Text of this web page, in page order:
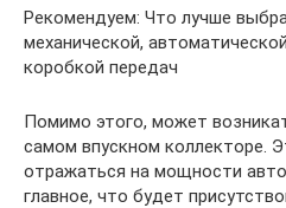
Рекомендуем: Что лучше
механической,
коробкой передач
Помимо этого, может
самом впускном коллекторе.
отражаться на мощности
главное, что будет